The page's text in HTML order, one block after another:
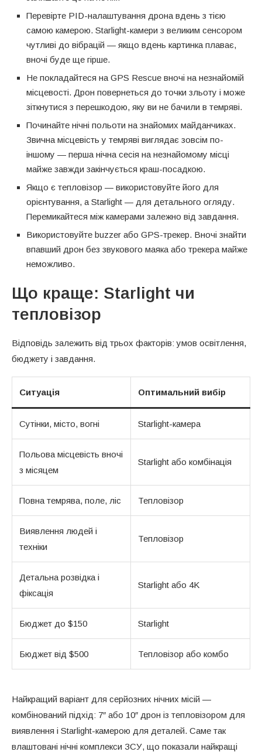
Перевірте PID-налаштування дрона вдень з тією
самою камерою. Starlight-камери з великим сенсором
чутливі до вібрацій — якщо вдень картинка плаває,
вночі буде ще гірше.
Не покладайтеся на GPS Rescue вночі на незнайомій
місцевості. Дрон повернеться до точки зльоту і може
зіткнутися з перешкодою, яку ви не бачили в темряві.
Починайте нічні польоти на знайомих майданчиках.
Звична місцевість у темряві виглядає зовсім по-
іншому — перша нічна сесія на незнайомому місці
майже завжди закінчується краш-посадкою.
Якщо є тепловізор — використовуйте його для
орієнтування, а Starlight — для детального огляду.
Перемикайтеся між камерами залежно від завдання.
Використовуйте buzzer або GPS-трекер. Вночі знайти
впавший дрон без звукового маяка або трекера майже
неможливо.
Що краще: Starlight чи
тепловізор
Відповідь залежить від трьох факторів: умов освітлення,
бюджету і завдання.
Ситуація Оптимальний вибір
Сутінки, місто, вогні Starlight-камера
Польова місцевість вночі
з місяцем
Starlight або комбінація
Повна темрява, поле, ліс Тепловізор
Виявлення людей і
техніки
Тепловізор
Детальна розвідка і
фіксація
Starlight або 4K
Бюджет до $150 Starlight
Бюджет від $500 Тепловізор або комбо
Найкращий варіант для серйозних нічних місій —
комбінований підхід: 7″ або 10″ дрон із тепловізором для
виявлення і Starlight-камерою для деталей. Саме так
влаштовані нічні комплекси ЗСУ, що показали найкращі